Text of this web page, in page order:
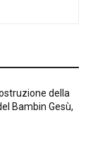
della
Bambin Gesù,